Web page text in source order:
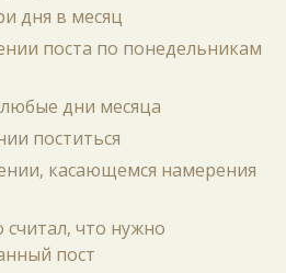
дня в месяц
поста по понедельникам
дни месяца
поститься
касающемся намерения
считал, что нужно
пост